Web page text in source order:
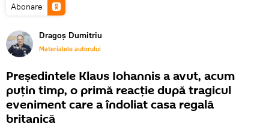
Abonare
Dragoș Dumitriu
Materialele autorului
Președintele Klaus Iohannis a avut, acum
puțin timp, o primă reacție după tragicul
eveniment care a îndoliat casa regală
britanică